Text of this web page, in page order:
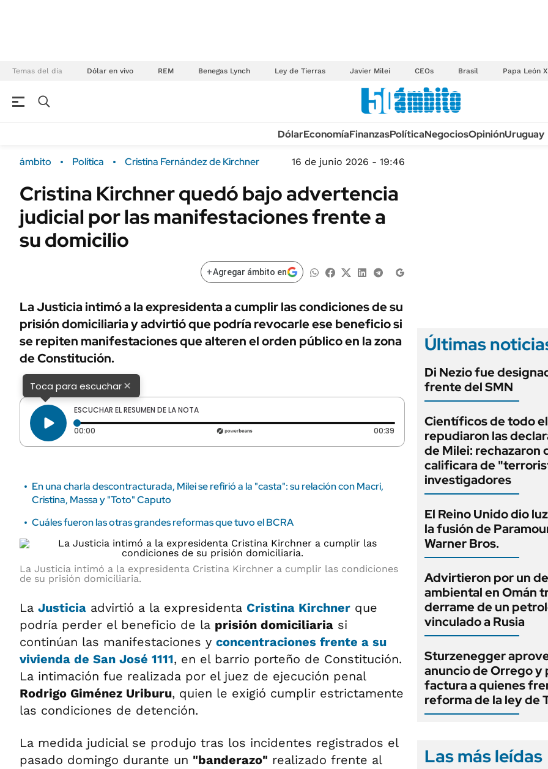
Temas del día Dólar en vivo REM Benegas Lynch Ley de Tierras Javier Milei CEOs Brasil Papa León
Campo
FINANZAS
Dólar
Sustentabilidad
Seguros
URUGUAY
TECNOLOGÍA
MÉXICO
MUNDO
INFORMACIÓN GENERAL
AUTOS
DólarEconomíaFinanzasPolíticaNegociosOpiniónUruguay
ámbito Política Cristina Fernández de Kirchner 16 de junio 2026 - 19:46
Cristina Kirchner quedó bajo advertencia
judicial por las manifestaciones frente a
su domicilio
+Agregar ámbito en
La Justicia intimó a la expresidenta a cumplir las condiciones de su
prisión domiciliaria y advirtió que podría revocarle ese beneficio si
se repiten manifestaciones que alteren el orden público en la zona
de Constitución.
Toca para escuchar×
ESCUCHAR EL RESUMEN DE LA NOTA
00:00 Tiempo transcurrido: 0 segundos 00:39 Duración: 39 segundos
En una charla descontracturada, Milei se refirió a la "casta": su relación con Macri,
Cristina, Massa y "Toto" Caputo
Cuáles fueron las otras grandes reformas que tuvo el BCRA
La Justicia intimó a la expresidenta Cristina Kirchner a cumplir las condiciones
de su prisión domiciliaria.
La Justicia advirtió a la expresidenta Cristina Kirchner que
podría perder el beneficio de la prisión domiciliaria si
continúan las manifestaciones y concentraciones frente a su
vivienda de San José 1111, en el barrio porteño de Constitución.
La intimación fue realizada por el juez de ejecución penal
Rodrigo Giménez Uriburu, quien le exigió cumplir estrictamente
las condiciones de detención.
La medida judicial se produjo tras los incidentes registrados el
pasado domingo durante un "banderazo" realizado frente al
Últimas
Di Nezio fue
frente del SMN
Científicos de todo
repudiaron las
de Milei: rechazaron
calificara de
investigadores
El Reino Unido dio
la fusión de
Warner Bros.
Advirtieron por un
ambiental en Omán
derrame de un
vinculado a Rusia
Sturzenegger
anuncio de Orrego y
factura a quienes
reforma de la ley de
Las más leídas